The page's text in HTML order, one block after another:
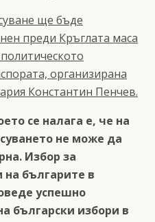
ще бъде
преди Кръглата маса
организирана
Константин Пенчев.
се налага е, че на
не може да
Избор за
на българите в
успешно
български избори в